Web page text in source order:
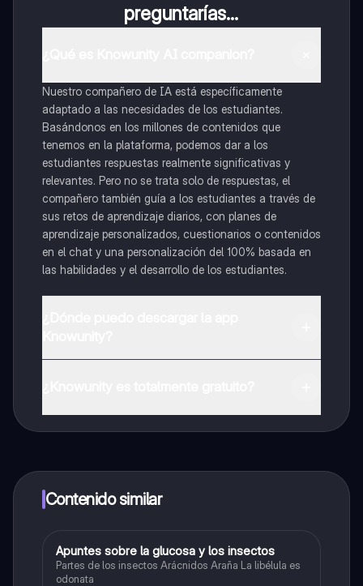
preguntarías...
Nuestro compañero de IA está específicamente
adaptado a las necesidades de los estudiantes.
Basándonos en los millones de contenidos que
tenemos en la plataforma, podemos dar a los
estudiantes respuestas realmente significativas y
relevantes. Pero no se trata solo de respuestas, el
compañero también guía a los estudiantes a través de
sus retos de aprendizaje diarios, con planes de
aprendizaje personalizados, cuestionarios o contenidos
en el chat y una personalización del 100% basada en
las habilidades y el desarrollo de los estudiantes.
a determinadas funciones.
Contenido similar
Biologia
Apuntes sobre la glucosa y los insectos
Partes de los insectos Arácnidos Araña La libélula es
odonata